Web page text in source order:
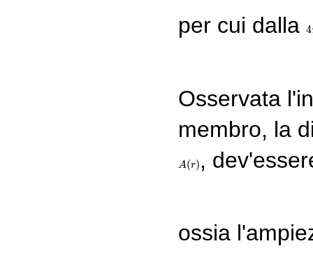
per cui dalla 4
4
Osservata
membro, la
A (r)
A(r) ,
ossia